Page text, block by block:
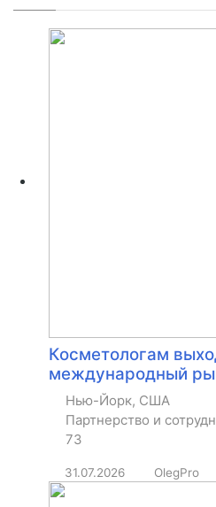
Косметологам
международный
Нью-Йорк, США
Партнерство и
73
31.07.2026 OlegPro